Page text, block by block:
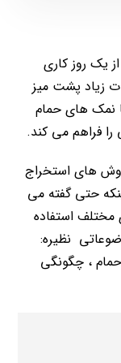
یک روز کاری
زیاد پشت میز
نمک های حمام
فراهم می کند.
و روش های استخراج
حتی گفته می
مختلف استفاده
نظیره:
، چگونگی